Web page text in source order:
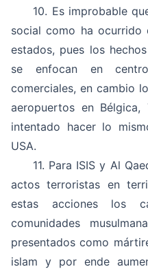
10. Es improbable
social como ha ocurrido
estados, pues los
se enfocan en
comerciales, en cambio
aeropuertos en
intentado hacer lo
USA.
11. Para ISIS y Al
actos terroristas en
estas acciones los
comunidades
presentados como
islam y por ende